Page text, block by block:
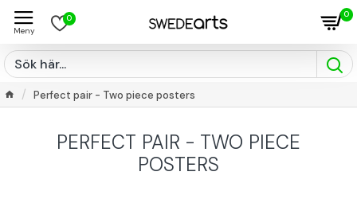
0 0
Perfect pair - Two piece posters
PERFECT PAIR - TWO PIECE
POSTERS